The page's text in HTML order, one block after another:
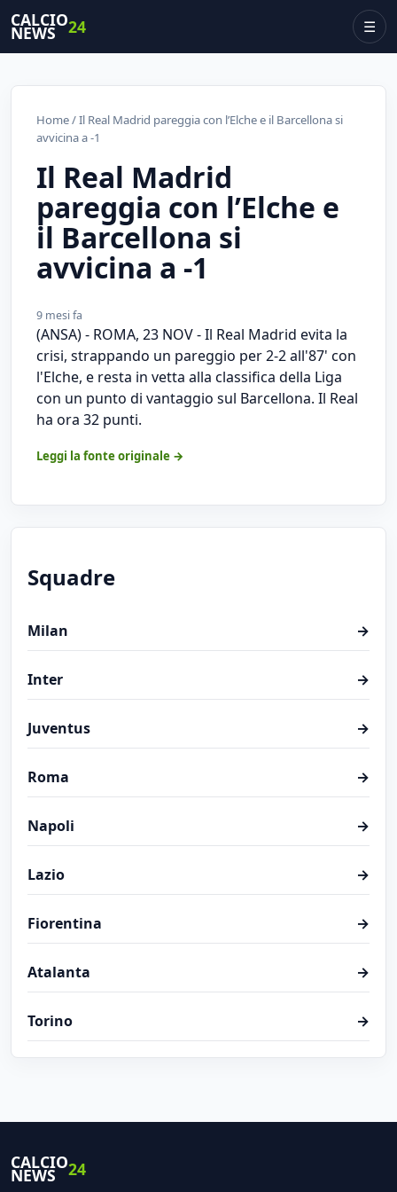
CALCIO
NEWS 24 ☰
Home/ Il Real Madrid pareggia con l’Elche e il Barcellona si
avvicina a -1
Il Real Madrid
pareggia con l’Elche e
il Barcellona si
avvicina a -1
9 mesi fa
(ANSA) - ROMA, 23 NOV - Il Real Madrid evita la
crisi, strappando un pareggio per 2-2 all'87' con
l'Elche, e resta in vetta alla classifica della Liga
con un punto di vantaggio sul Barcellona. Il Real
ha ora 32 punti.
Leggi la fonte originale →
Squadre
Milan →
Inter →
Juventus →
Roma →
Napoli →
Lazio →
Fiorentina →
Atalanta →
Torino →
CALCIO
NEWS 24